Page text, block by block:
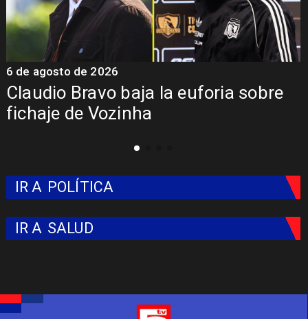
Presentación de Vozinha en Colo
Colo: Fecha, Estadio y Contrato
5 de agosto de 2026
IR A POLÍTICA
IR A SALUD